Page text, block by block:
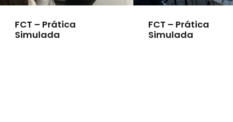
FCT – Prática
Simulada
FCT – Prática
Simulada